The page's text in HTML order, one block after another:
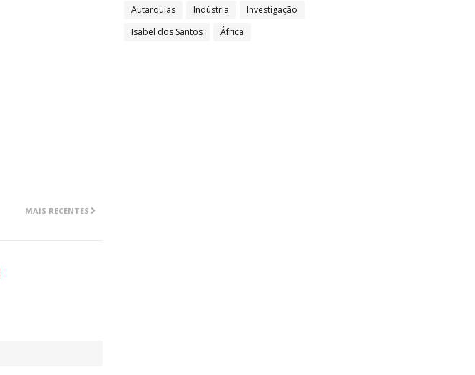
MAIS RECENTES
Autarquias
Indústria
Investigação
Isabel dos Santos
África